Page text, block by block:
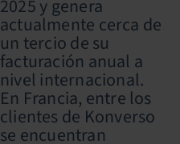
2025 y genera
actualmente cerca de
un tercio de su
facturación anual a
nivel internacional.
En Francia, entre los
clientes de Konverso
se encuentran